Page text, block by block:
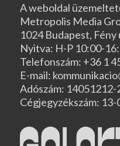
A weboldal
Metropolis Media
1024 Budapest, Fény
Nyitva: H-P 10:00-
Telefonszám: +36 1
E-mail:
Adószám: 14051212-
Cégjegyzékszám: